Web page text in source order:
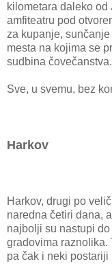
kilometara daleko
amfiteatru pod
za kupanje,
mesta na kojima se
sudbina čovečanstva.
Sve, u svemu, bez
Harkov
Harkov, drugi po
naredna četiri dana,
najbolji su nastupi
gradovima raznolika.
pa čak i neki